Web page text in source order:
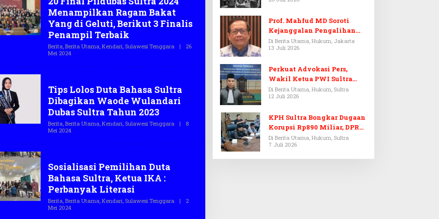
G
A
.
C
O
Menampilkan Ragam Bakat
Yang di Geluti, Berikut 3 Finalis
Penampil Terbaik
Berita, Berita Utama, Kendari, Sulawesi Tenggara |
26
Mei 2024O
E
E
G
A
S
.
C
Tips Lolos Duta Bahasa Sultra
Dibagikan Waode Wulandari
Dubas Sultra Tahun 2023
Berita, Berita Utama, Kendari, Sulawesi Tenggara |
8
Mei 2024O
E
E
G
A
.
C
Sosialisasi Pemilihan Duta
Bahasa Sultra, Ketua IKA :
Perbanyak Literasi
Berita, Berita Utama, Kendari, Sulawesi Tenggara |
2
Mei 2024O
Prof. Mahfud MD Soroti
Kejanggalan Pengalihan
Penyelidikan Tersangka
Febrie Adriansyah
Di Berita Utama, Hukum, Jakarta
13 Juli 2026
Perkuat Advokasi Pers,
Wakil Ketua PWI Sultra
Resmi Dilantik Menjadi
Advokat PERADI
Di Berita Utama, Hukum, Sultra
12 Juli 2026
KPH Sultra Bongkar Dugaan
Korupsi Rp890 Miliar, DPRD
Sultra Gelar RDP
Di Berita Utama, Hukum, Sultra
7 Juli 2026